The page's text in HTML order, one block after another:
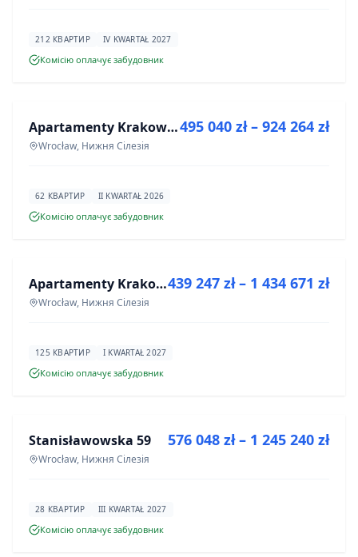
212 КВАРТИР IV KWARTAŁ 2027
Комісію оплачує забудовник
ІНВЕСТИЦІЯ Apartamenty Krakowska 8
Wrocław, Нижня Сілезія
495 040 zł – 924 264 zł
62 КВАРТИР II KWARTAŁ 2026
Комісію оплачує забудовник
ІНВЕСТИЦІЯ Apartamenty Krakowska 6
Wrocław, Нижня Сілезія
439 247 zł – 1 434 671 zł
125 КВАРТИР I KWARTAŁ 2027
Комісію оплачує забудовник
ІНВЕСТИЦІЯ
Stanisławowska 59
Wrocław, Нижня Сілезія
576 048 zł – 1 245 240 zł
28 КВАРТИР III KWARTAŁ 2027
Комісію оплачує забудовник